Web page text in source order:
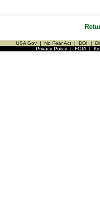
USA Gov | No Fear Act | DOI |
Privacy Policy| FOIA|